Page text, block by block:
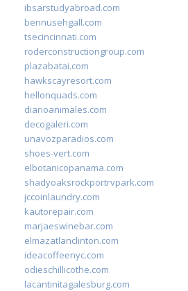
ibsarstudyabroad.com
bennusehgall.com
tsecincinnati.com
roderconstructiongroup.com
plazabatai.com
hawkscayresort.com
hellonquads.com
diarioanimales.com
decogaleri.com
unavozparadios.com
shoes-vert.com
elbotanicopanama.com
shadyoaksrockportrvpark.com
jccoinlaundry.com
kautorepair.com
marjaeswinebar.com
elmazatlanclinton.com
ideacoffeenyc.com
odieschillicothe.com
lacantinitagalesburg.com